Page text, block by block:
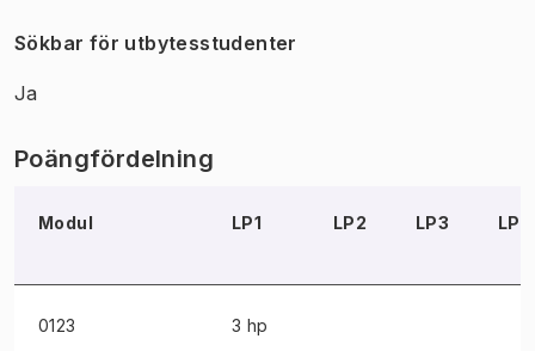
Sökbar för utbytesstudenter
Ja
Poängfördelning
Modul LP1 LP2 LP3 LP4
0123
3 hp